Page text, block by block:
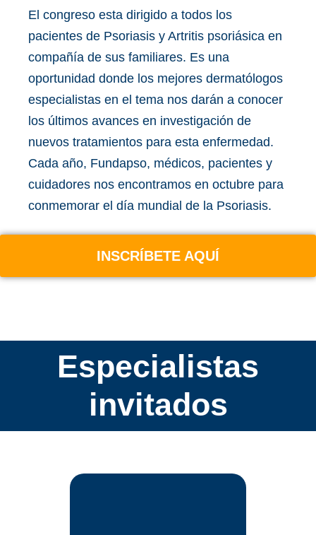
El congreso esta dirigido a todos los
pacientes de Psoriasis y Artritis psoriásica en
compañía de sus familiares. Es una
oportunidad donde los mejores dermatólogos
especialistas en el tema nos darán a conocer
los últimos avances en investigación de
nuevos tratamientos para esta enfermedad.
Cada año, Fundapso, médicos, pacientes y
cuidadores nos encontramos en octubre para
conmemorar el día mundial de la Psoriasis.
INSCRÍBETE AQUÍ
Especialistas
invitados